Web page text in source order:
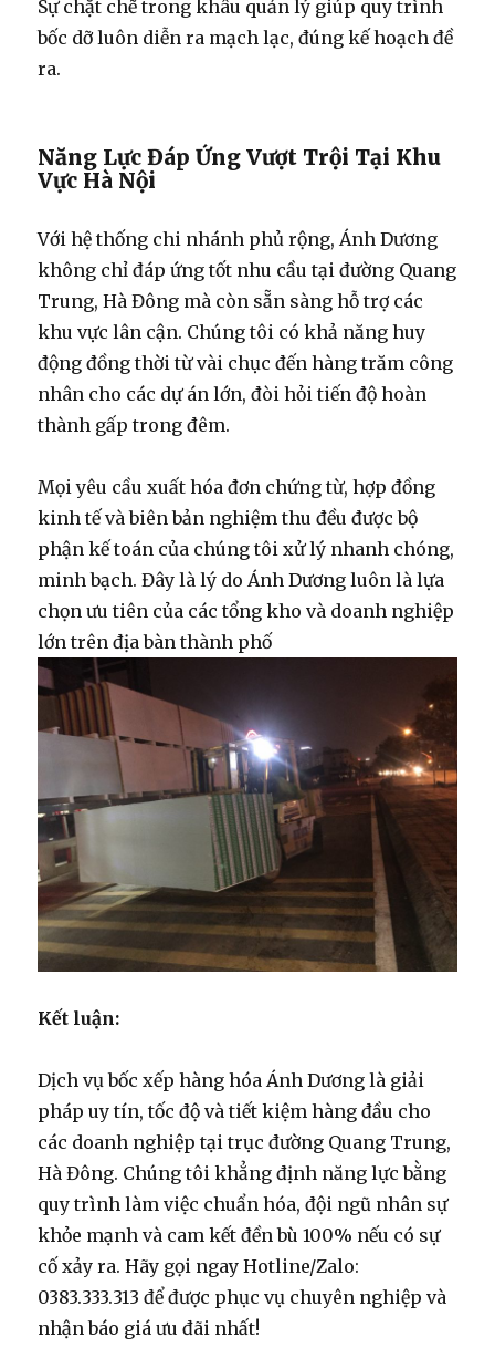
Sự chặt chẽ trong khâu quản lý giúp quy trình
bốc dỡ luôn diễn ra mạch lạc, đúng kế hoạch đề
ra.
Năng Lực Đáp Ứng Vượt Trội Tại Khu
Vực Hà Nội
Với hệ thống chi nhánh phủ rộng, Ánh Dương
không chỉ đáp ứng tốt nhu cầu tại đường Quang
Trung, Hà Đông mà còn sẵn sàng hỗ trợ các
khu vực lân cận. Chúng tôi có khả năng huy
động đồng thời từ vài chục đến hàng trăm công
nhân cho các dự án lớn, đòi hỏi tiến độ hoàn
thành gấp trong đêm.
Mọi yêu cầu xuất hóa đơn chứng từ, hợp đồng
kinh tế và biên bản nghiệm thu đều được bộ
phận kế toán của chúng tôi xử lý nhanh chóng,
minh bạch. Đây là lý do Ánh Dương luôn là lựa
chọn ưu tiên của các tổng kho và doanh nghiệp
lớn trên địa bàn thành phố
Kết luận:
Dịch vụ bốc xếp hàng hóa Ánh Dương là giải
pháp uy tín, tốc độ và tiết kiệm hàng đầu cho
các doanh nghiệp tại trục đường Quang Trung,
Hà Đông. Chúng tôi khẳng định năng lực bằng
quy trình làm việc chuẩn hóa, đội ngũ nhân sự
khỏe mạnh và cam kết đền bù 100% nếu có sự
cố xảy ra. Hãy gọi ngay Hotline/Zalo:
0383.333.313 để được phục vụ chuyên nghiệp và
nhận báo giá ưu đãi nhất!